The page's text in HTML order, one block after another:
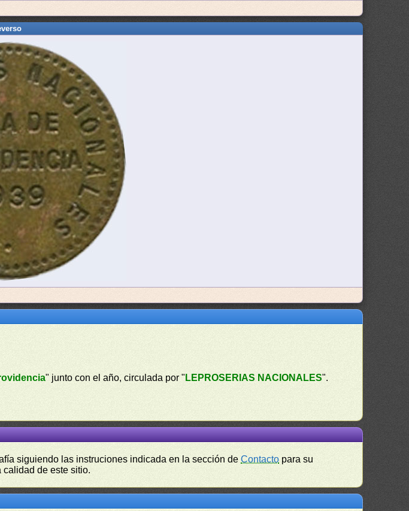
" junto con el año, circulada por " LEPROSERIAS NACIONALES".
siguiendo las instruciones indicada en la sección deContacto para su
de este sitio.